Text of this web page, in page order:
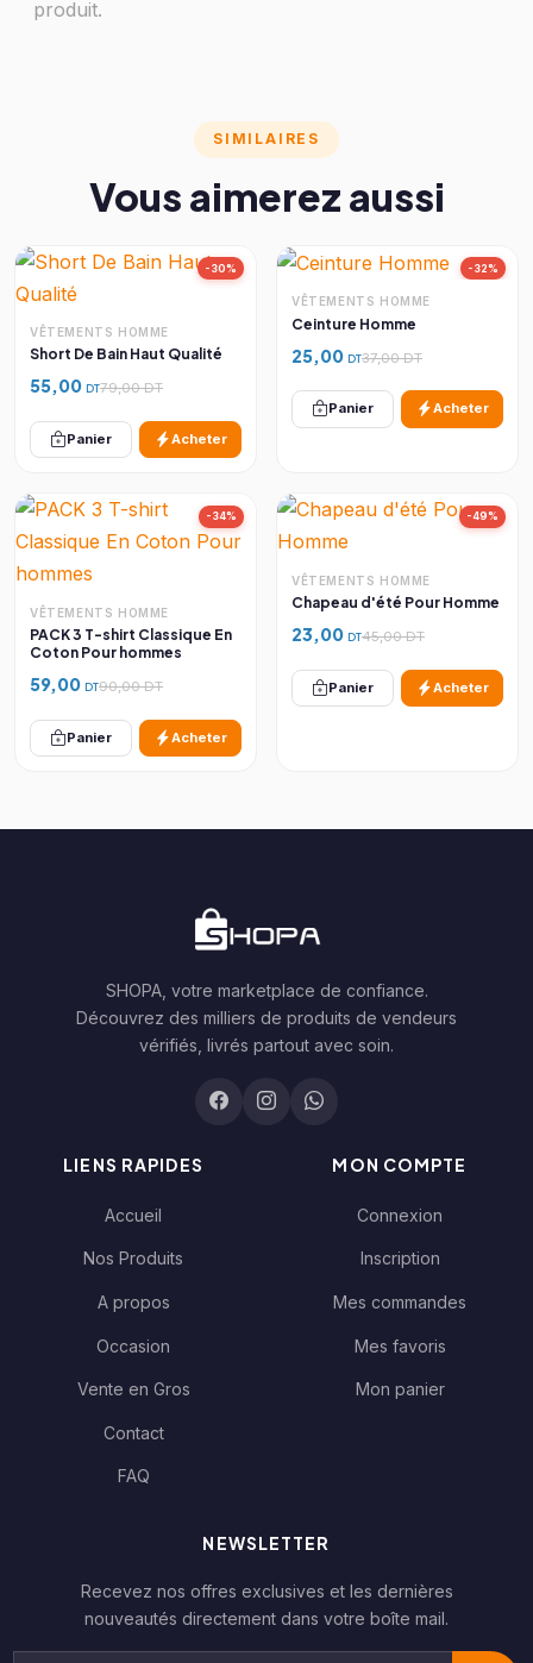
produit.
SIMILAIRES
Vous aimerez aussi
-30%
VÊTEMENTS HOMME
Short De Bain Haut Qualité
55,00 DT79,00 DT
Panier Acheter
-32%
VÊTEMENTS HOMME
Ceinture Homme
25,00 DT37,00 DT
Panier Acheter
-34%
VÊTEMENTS HOMME
PACK 3 T-shirt Classique En
Coton Pour hommes
59,00 DT90,00 DT
Panier Acheter
-49%
VÊTEMENTS HOMME
Chapeau d'été Pour Homme
23,00 DT45,00 DT
Panier Acheter
SHOPA, votre marketplace de confiance.
Découvrez des milliers de produits de vendeurs
vérifiés, livrés partout avec soin.
LIENS RAPIDES
Accueil
Nos Produits
A propos
Occasion
Vente en Gros
Contact
FAQ
MON COMPTE
Connexion
Inscription
Mes commandes
Mes favoris
Mon panier
NEWSLETTER
Recevez nos offres exclusives et les dernières
nouveautés directement dans votre boîte mail.